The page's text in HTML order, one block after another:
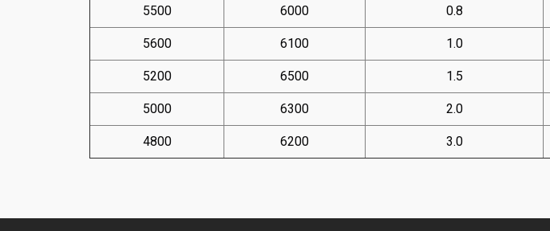
5500 6000 0.8
5600 6100 1.0
5200 6500 1.5
5000 6300 2.0
4800 6200 3.0